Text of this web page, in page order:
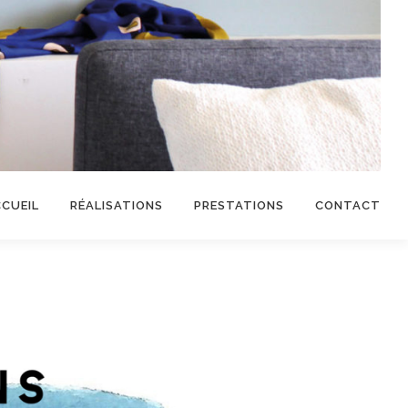
RÉALISATIONS PRESTATIONS CONTACT